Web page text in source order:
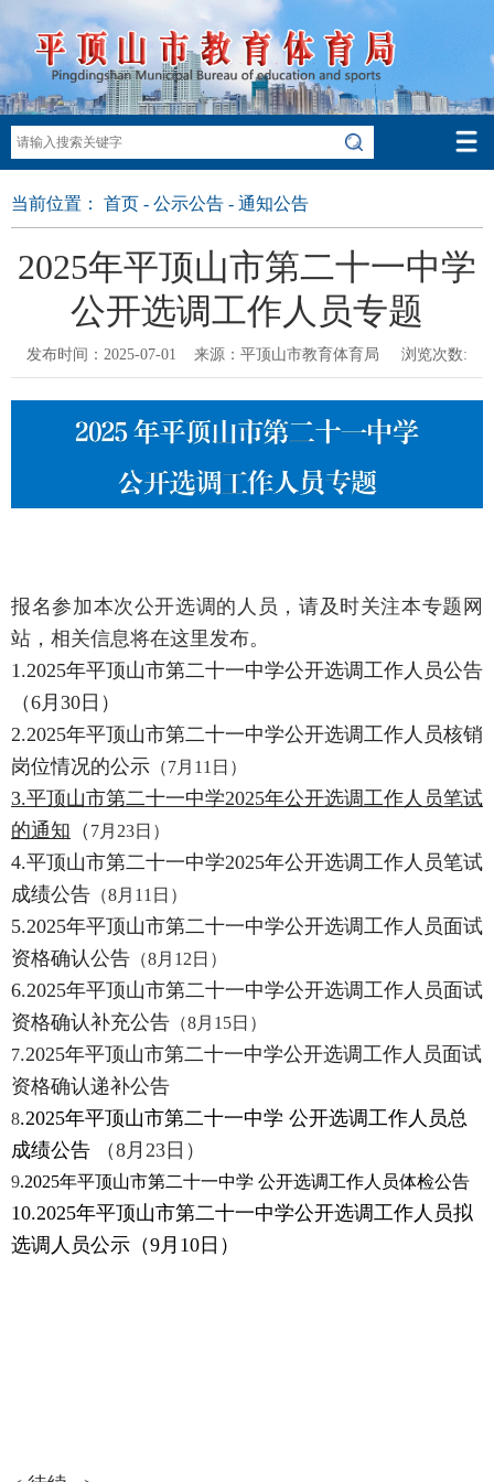
当前位置： 首页 - 公示公告 - 通知公告
2025年平顶山市第二十一中学
公开选调工作人员专题
发布时间：2025-07-01 来源：平顶山市教育体育局 浏览次数:
报名参加本次公开选调的人员，请及时关注本专题网
站，相关信息将在这里发布。
1.2025年平顶山市第二十一中学公开选调工作人员公告
（6月30日）
2.2025年平顶山市第二十一中学公开选调工作人员核销
岗位情况的公示 （7月11日）
3.平顶山市第二十一中学2025年公开选调工作人员笔试
的通知 （ 7月23日）
4.平顶山市第二十一中学2025年公开选调工作人员笔试
成绩公告 （8月11日）
5.2025年平顶山市第二十一中学公开选调工作人员面试
资格确认公告 （8月12日）
6.2025年平顶山市第二十一中学公开选调工作人员面试
资格确认补充公告 （8月15日）
7.2025年平顶山市第二十一中学公开选调工作人员面试
资格确认递补公告
8.2025年平顶山市第二十一中学 公开选调工作人员总
成绩公告 （8月23日）
9.2025年平顶山市第二十一中学 公开选调工作人员体检公告
10.2025年平顶山市第二十一中学公开选调工作人员拟
选调人员公示 （9月10日）